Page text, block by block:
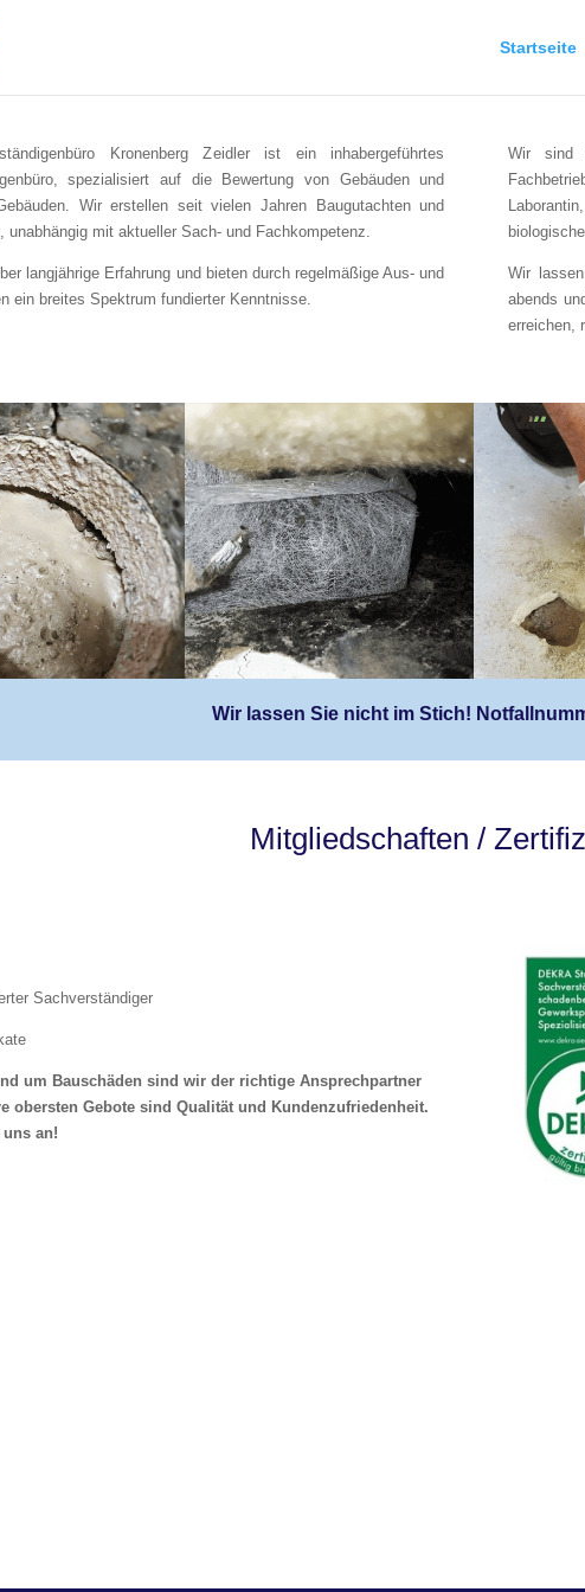
Startseite
Kronenberg Zeidler ist ein inhabergeführtes
spezialisiert auf die Bewertung von Gebäuden und
Wir erstellen seit vielen Jahren Baugutachten und
unabhängig mit aktueller Sach- und Fachkompetenz.
langjährige Erfahrung und bieten durch regelmäßige Aus- und
ein breites Spektrum fundierter Kenntnisse.
Wir sind
Wir
abends
erreichen,
Wir lassen Sie nicht im Stich!
Mitgliedschaften /
Sachverständiger
um Bauschäden sind wir der richtige Ansprechpartner
obersten Gebote sind Qualität und Kundenzufriedenheit.
an!